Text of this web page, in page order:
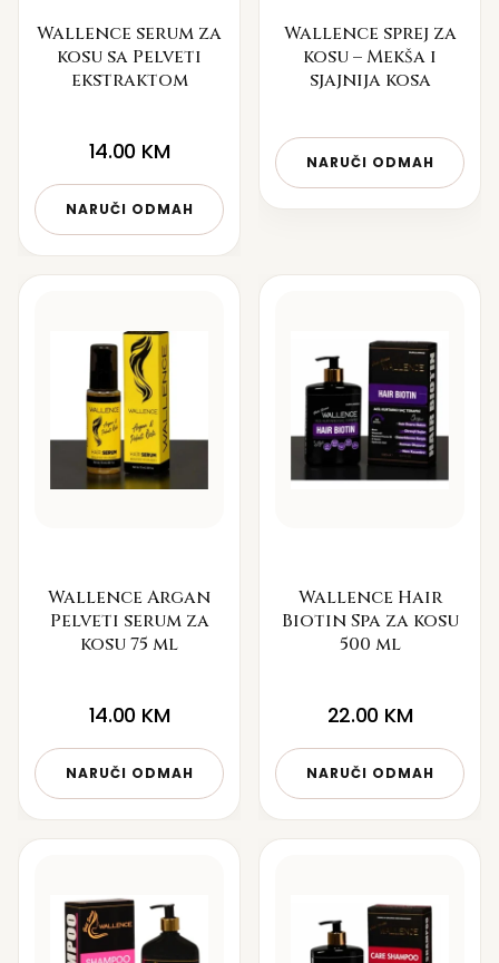
Wallence serum za
kosu sa Pelveti
ekstraktom
14.00 KM
NARUČI ODMAH
Wallence sprej za
kosu – Mekša i
sjajnija kosa
NARUČI ODMAH
Wallence Argan
Pelveti serum za
kosu 75 ml
14.00 KM
NARUČI ODMAH
Wallence Hair
Biotin Spa za kosu
500 ml
22.00 KM
NARUČI ODMAH